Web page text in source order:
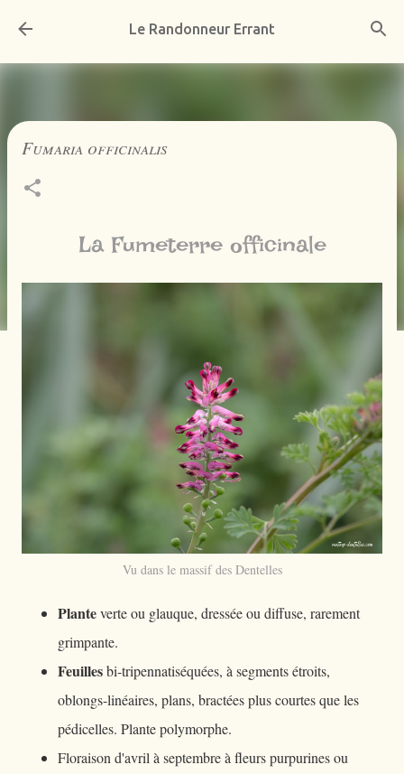
Accéder au contenu principal
Le Randonneur Errant
Fumaria officinalis
La Fumeterre officinale
Vu dans le massif des Dentelles
Planteverte ou glauque, dressée ou diffuse, rarement
grimpante.
Feuillesbi-tripennatiséquées, à segments étroits,
oblongs-linéaires, plans, bractées plus courtes que les
pédicelles. Plante polymorphe.
Floraison d'avril à septembre à fleurs purpurines ou